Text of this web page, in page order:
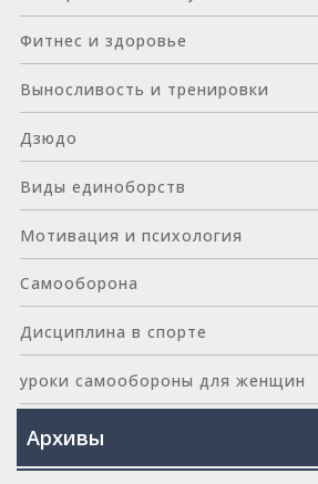
Фитнес и здоровье
Выносливость и тренировки
Дзюдо
Виды единоборств
Мотивация и психология
Самооборона
Дисциплина в спорте
уроки самообороны для женщин
Архивы